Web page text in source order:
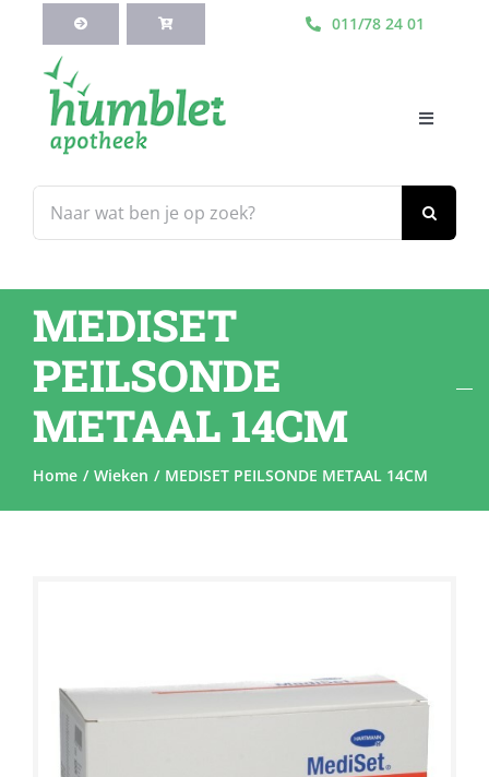
inhoud
011/78 24 01
naar:
Toggle
Webshop
Blog
Diensten
MEDISET
PEILSONDE
METAAL 14CM
Home Wieken MEDISET PEILSONDE METAAL 14CM